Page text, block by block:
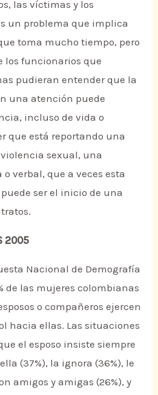
las víctimas y los
un problema que implica
toma mucho tiempo, pero
los funcionarios que
pudieran entender que la
una atención puede
incluso de vida o
que está reportando una
sexual, una
verbal, que a veces esta
ser el inicio de una
2005
Nacional de Demografía
de las mujeres colombianas
o compañeros ejercen
hacia ellas. Las situaciones
el esposo insiste siempre
(37%), la ignora (36%), le
amigos y amigas (26%), y